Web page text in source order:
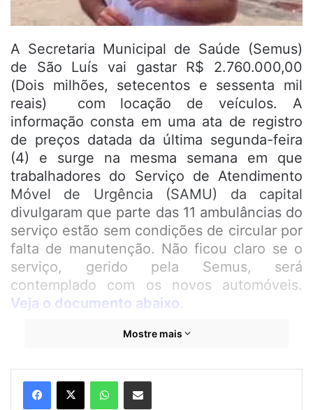
A Secretaria Municipal de Saúde (Semus)
de São Luís vai gastar R$ 2.760.000,00
(Dois milhões, setecentos e sessenta mil
reais) com locação de veículos. A
informação consta em uma ata de registro
de preços datada da última segunda-feira
(4) e surge na mesma semana em que
trabalhadores do Serviço de Atendimento
Móvel de Urgência (SAMU) da capital
divulgaram que parte das 11 ambulâncias do
serviço estão sem condições de circular por
falta de manutenção. Não ficou claro se o
serviço, gerido pela Semus, será
contemplado com os novos automóveis.
Veja o documento abaixo
Mostre mais